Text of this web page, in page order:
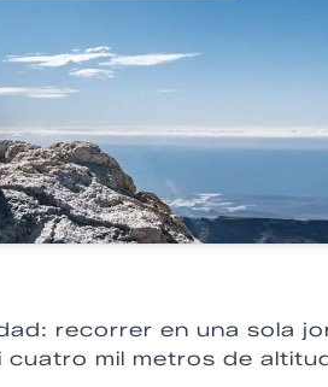
recorrer en una sola
mil metros de